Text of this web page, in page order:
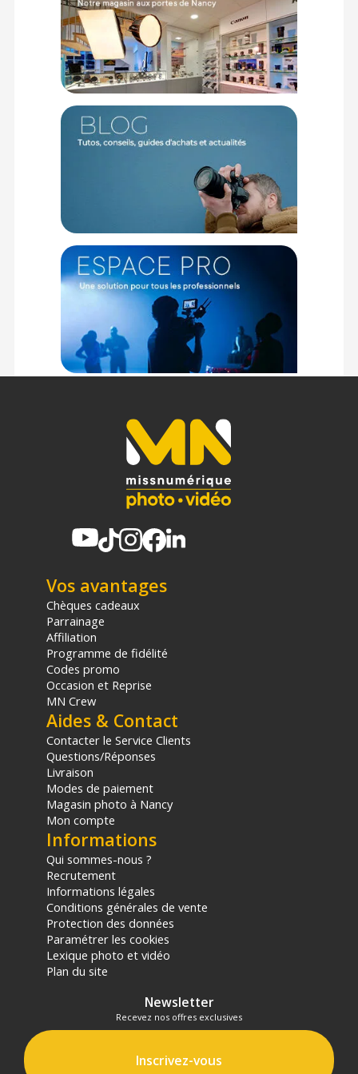
(2) Nombre de points Fidélité estimés, hors remises au panier, basé
sur le prix TTC en €, les points seront effectivement calculés dans le
Vos avantages
Chèques cadeaux
Parrainage
Affiliation
Programme de fidélité
Codes promo
Occasion et Reprise
MN Crew
Aides & Contact
Contacter le Service Clients
Questions/Réponses
Livraison
Modes de paiement
Magasin photo à Nancy
Mon compte
Informations
Qui sommes-nous ?
Recrutement
Informations légales
Conditions générales de vente
Protection des données
Paramétrer les cookies
Lexique photo et vidéo
Plan du site
Newsletter
Recevez nos offres exclusives
Inscrivez-vous